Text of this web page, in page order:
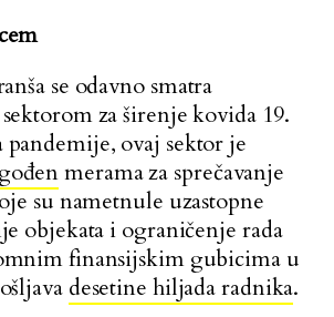
se odavno smatra
za širenje kovida 19.
ovaj sektor je
merama za sprečavanje
su nametnule uzastopne
objekata i ograničenje rada
finansijskim gubicima u
desetine hiljada radnika.